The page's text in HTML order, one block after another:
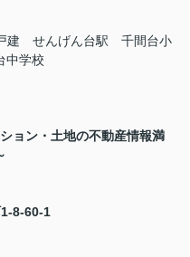
建 せんげん台駅 千間台小
学校
ョン・土地の不動産情報満
8-60-1